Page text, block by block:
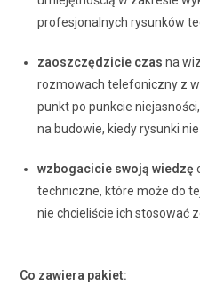
profesjonalnych rysunków
zaoszczędzicie czas na
rozmowach telefoniczny z
punkt po punkcie
na budowie, kiedy rysunki
wzbogacicie swoją wiedzę
techniczne, które może do
nie chcieliście ich stosować
Co zawiera pakiet: